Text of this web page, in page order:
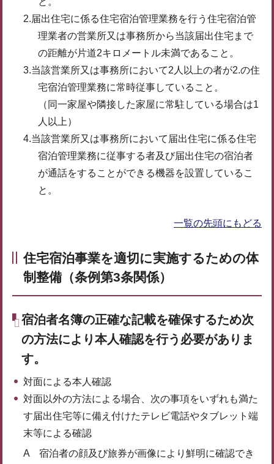
2.届出住宅に係る住宅宿泊管理業務を行う住宅宿泊管
理業者の営業所又は事務所から当該届出住宅まで
の距離が片道2キロメートル未満であること。
3.当該営業所又は事務所において2人以上の者が2.の住
宅宿泊管理業務に常時従事していること。
（同一家屋や隣接した家屋に常駐している場合は1
人以上）
4.当該営業所又は事務所において届出住宅に係る住宅
宿泊管理業務に従事する者及び届出住宅の宿泊者
が通話をすることができる機器を設置しているこ
と。
一覧の先頭にもどる
住宅宿泊事業を適切に実施するための体
制整備（条例第3条関係）
宿泊者名簿の正確な記載を確保するため次
の方法により本人確認を行う必要がありま
す。
対面による本人確認
対面以外の方法による場合、次の事項をいずれも満た
す届出住宅等に備え付けたテレビ電話やタブレット端
末等による確認
A 宿泊者の顔及び旅券が画像により鮮明に確認でき